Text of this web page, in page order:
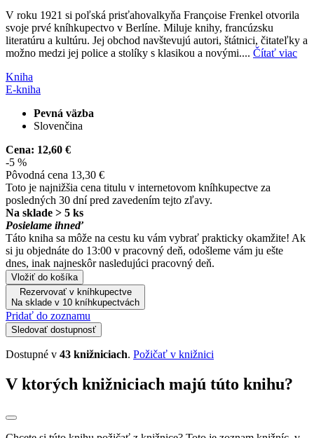
V roku 1921 si poľská prisťahovalkyňa Françoise Frenkel otvorila
svoje prvé kníhkupectvo v Berlíne. Miluje knihy, francúzsku
literatúru a kultúru. Jej obchod navštevujú autori, štátnici, čitateľky a
možno medzi jej police a stolíky s klasikou a novými.... Čítať viac
Kniha
E-kniha
Pevná väzba
Slovenčina
Cena: 12,60 €
-5 %
Pôvodná cena 13,30 €
Toto je najnižšia cena titulu v internetovom kníhkupectve za
posledných 30 dní pred zavedením tejto zľavy.
Na sklade > 5 ks
Posielame ihneď
Táto kniha sa môže na cestu ku vám vybrať prakticky okamžite! Ak
si ju objednáte do 13:00 v pracovný deň, odošleme vám ju ešte
dnes, inak najneskôr nasledujúci pracovný deň.
Vložiť do košíka
Rezervovať v kníhkupectve
Na sklade v 10 kníhkupectvách
Pridať do zoznamu
Sledovať dostupnosť
Dostupné v 43 knižniciach. Požičať v knižnici
V ktorých knižniciach majú túto knihu?